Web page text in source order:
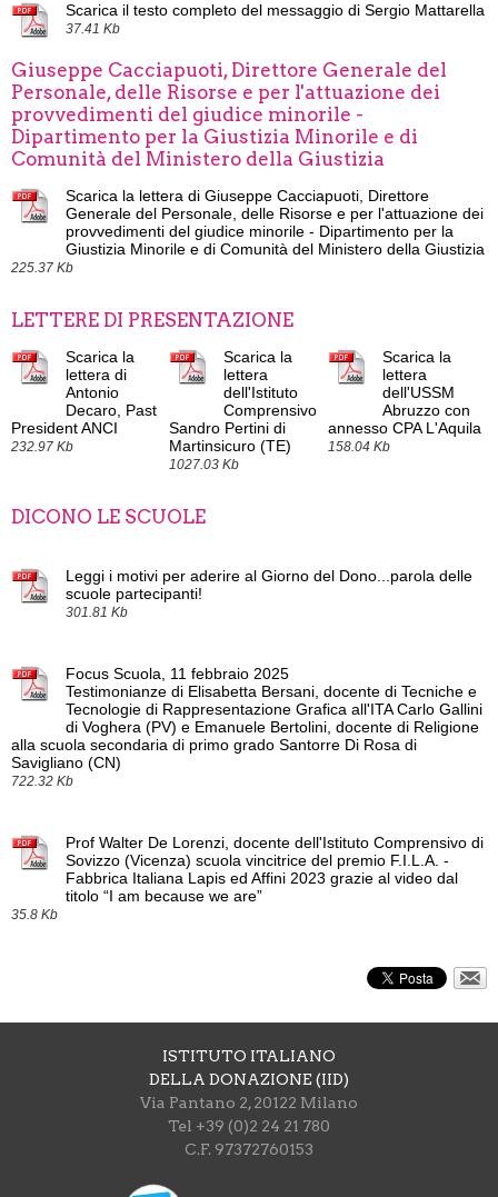
Scarica il testo completo del messaggio di Sergio Mattarella
37.41 Kb
Giuseppe Cacciapuoti, Direttore Generale del
Personale, delle Risorse e per l'attuazione dei
provvedimenti del giudice minorile -
Dipartimento per la Giustizia Minorile e di
Comunità del Ministero della Giustizia
Scarica la lettera di Giuseppe Cacciapuoti, Direttore
Generale del Personale, delle Risorse e per l'attuazione dei
provvedimenti del giudice minorile - Dipartimento per la
Giustizia Minorile e di Comunità del Ministero della Giustizia
225.37 Kb
LETTERE DI PRESENTAZIONE
Scarica la
lettera di
Antonio
Decaro, Past
President ANCI
232.97 Kb
Scarica la
lettera
dell'Istituto
Comprensivo
Sandro Pertini di
Martinsicuro (TE)
1027.03 Kb
Scarica la
lettera
dell'USSM
Abruzzo con
annesso CPA L'Aquila
158.04 Kb
DICONO LE SCUOLE
Leggi i motivi per aderire al Giorno del Dono...parola delle
scuole partecipanti!
301.81 Kb
Focus Scuola, 11 febbraio 2025
Testimonianze di Elisabetta Bersani, docente di Tecniche e
Tecnologie di Rappresentazione Grafica all'ITA Carlo Gallini
di Voghera (PV) e Emanuele Bertolini, docente di Religione
alla scuola secondaria di primo grado Santorre Di Rosa di
Savigliano (CN)
722.32 Kb
Prof Walter De Lorenzi, docente dell'Istituto Comprensivo di
Sovizzo (Vicenza) scuola vincitrice del premio F.I.L.A. -
Fabbrica Italiana Lapis ed Affini 2023 grazie al video dal
titolo “I am because we are”
35.8 Kb
ISTITUTO ITALIANO
DELLA DONAZIONE (IID)
Via Pantano 2, 20122 Milano
Tel +39 (0)2 24 21 780
C.F. 97372760153